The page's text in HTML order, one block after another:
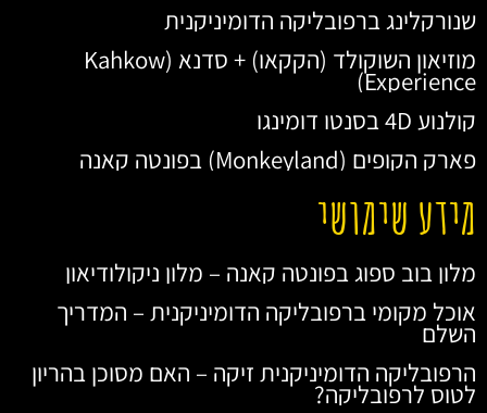
שנורקלינג ברפובליקה הדומיניקנית
מוזיאון השוקולד (הקקאו) + סדנא (Kahkow
Experience)
קולנוע 4D בסנטו דומינגו
פארק הקופים (Monkeyland) בפונטה קאנה
מידע שימושי
מלון בוב ספוג בפונטה קאנה – מלון ניקולודיאון
אוכל מקומי ברפובליקה הדומיניקנית – המדריך
השלם
הרפובליקה הדומיניקנית זיקה – האם מסוכן בהריון
לטוס לרפובליקה?